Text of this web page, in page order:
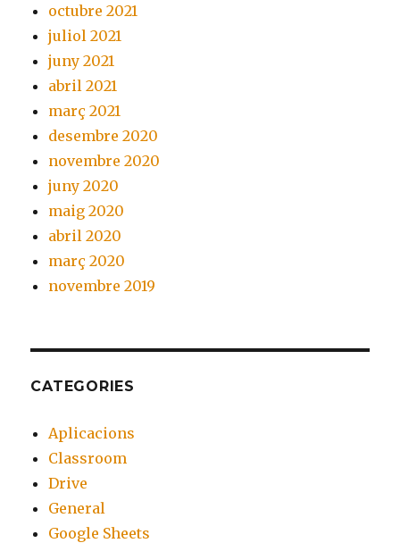
octubre 2021
juliol 2021
juny 2021
abril 2021
març 2021
desembre 2020
novembre 2020
juny 2020
maig 2020
abril 2020
març 2020
novembre 2019
CATEGORIES
Aplicacions
Classroom
Drive
General
Google Sheets